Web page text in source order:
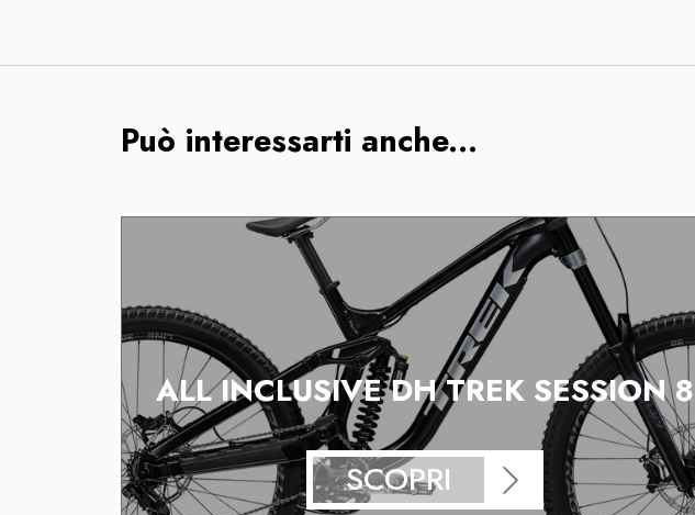
Può interessarti anche...
ALL INCLUSIVE DH TREK SESSION 8
SCOPRI